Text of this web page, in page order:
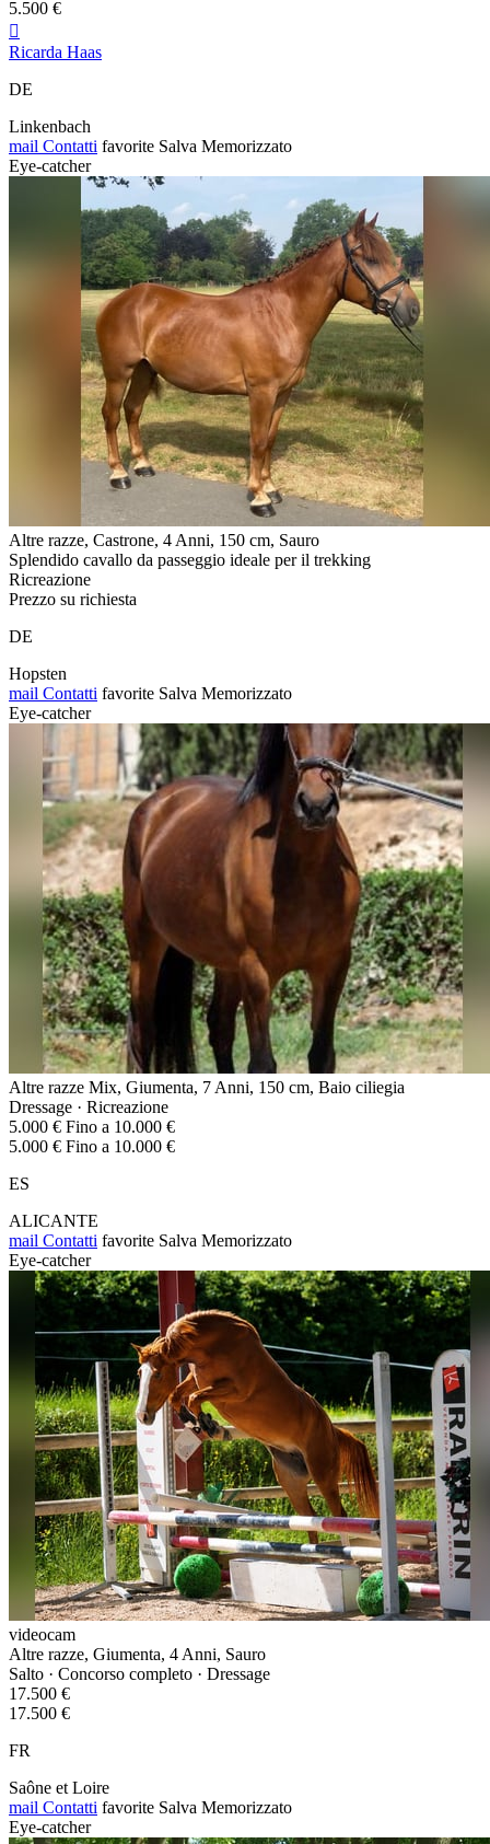
5.500 €

Ricarda Haas
DE
Linkenbach
mail Contatti favorite Salva Memorizzato
Eye-catcher
Altre razze, Castrone, 4 Anni, 150 cm, Sauro
Splendido cavallo da passeggio ideale per il trekking
Ricreazione
Prezzo su richiesta
DE
Hopsten
mail Contatti favorite Salva Memorizzato
Eye-catcher
Altre razze Mix, Giumenta, 7 Anni, 150 cm, Baio ciliegia
Dressage · Ricreazione
5.000 € Fino a 10.000 €
5.000 € Fino a 10.000 €
ES
ALICANTE
mail Contatti favorite Salva Memorizzato
Eye-catcher
videocam
Altre razze, Giumenta, 4 Anni, Sauro
Salto · Concorso completo · Dressage
17.500 €
17.500 €
FR
Saône et Loire
mail Contatti favorite Salva Memorizzato
Eye-catcher